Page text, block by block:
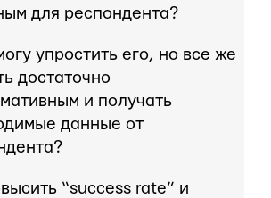
для респондента?
упростить его, но все же
достаточно
и получать
данные от
“success rate” и